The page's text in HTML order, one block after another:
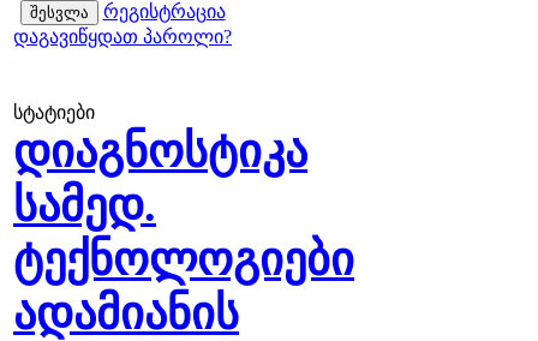
რეგისტრაცია
დაგავიწყდათ პაროლი?
სტატიები
დიაგნოსტიკა
სამედ.
ტექნოლოგიები
ადამიანის